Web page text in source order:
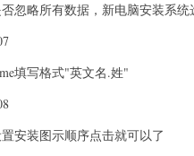
忽略所有数据，新电脑安装系统
填写格式"英文名.姓"
安装图示顺序点击就可以了